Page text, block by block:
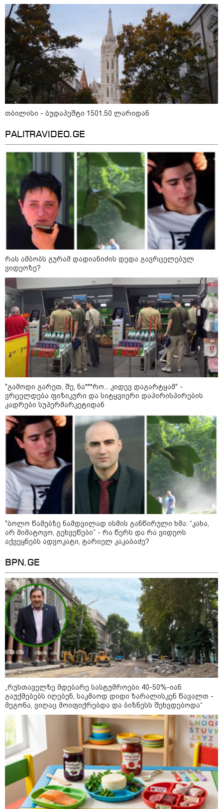
სხვა ალკოჰოლურ სასმელებს" -
საგამოძიებო სამსახური
13:52 / 07-08-2026
"ანასტასია არათუ იცნობდა მის
შვილს, სახელი და გვარიც არ
იცოდა და სიკვდილი რა
მოტივით ენდომებოდა უცნობი
ადამიანის?!" - რას წერს გიგა
ავალიანის საქმეზე დაკავებული
ანასტასია ბერუაშვილის დედა
ბარამიძის მიერ ტყვეთა
გაცვლის პროცესის შესახებ
გაკეთებულ განცხადებასთან
დაკავშირებით - პროკურატურის
განცხადება
11:53 / 07-08-2026
"არ მიმატოვო, გეხვეწები" - 12
წლის წინანდელი ვიდეო და
ახალი გარემოება დაკარგული
ბიჭის საქმეში: რას ამბობს
გურამ დადიანიძის დედა
მიიღო თუ არა გამოძიებამ
"მეტასგან" რაიმე მონაცემები? -
რას პასუხობს კითხვაზე ნია
იმნაძის ადვოკატი
კატეგორიის ყველა სიახლე
„რუსთაველზე მდებარე
სასტუმროები 40-50%-იან
გაუქმებებს იღებენ, საკმაოდ დიდი
ზარალისკენ წავალთ - მეგონა,
ვიღაც მოიფიქრებდა და ბიზნესს
შეხვდებოდა“
17.2 მლნ ლარი თბილისის
საბავშვო ბაღების საკვებისთვის -
რა პროდუქტებს ყიდულობს
სახელმწიფო
„ფასები 2-3 წელში გაორმაგდება“
- ლოკაციები თბილისის
მსოფლიო
09:52 / 07-08-2026
თბილისი - ბუდაპეშტი 1501.50 ლარიდან
PALITRAVIDEO.GE
რას ამბობს გურამ დადიანიძის დედა გავრცელებულ
ვიდეოზე?
"გამოდი გარეთ, შე, ნა***რო... კიდევ დაგარტყამ" -
ვრცელდება ფიზიკური და სიტყვიერი დაპირისპირების
კადრები სუპერმარკეტიდან
"ბოლო წამებზე ნამდვილად ისმის განწირული ხმა: “კახა,
არ მიმატოვო, გეხვეწები” - რა წერს და რა ვიდეოს
აქვეყნებს ადვოკატი, ტარიელ კაკაბაძე?
BPN.GE
„რუსთაველზე მდებარე სასტუმროები 40-50%-იან
გაუქმებებს იღებენ, საკმაოდ დიდი ზარალისკენ წავალთ -
მეგონა, ვიღაც მოიფიქრებდა და ბიზნესს შეხვდებოდა“